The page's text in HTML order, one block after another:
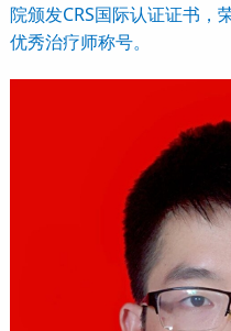
院颁发CRS国际认证证书，
优秀治疗师称号。